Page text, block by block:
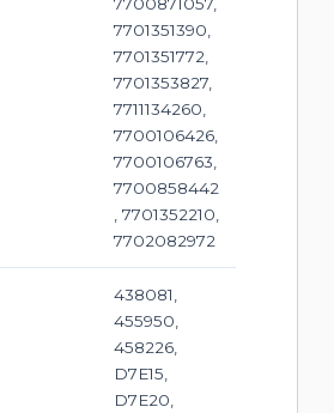
7701351390,
7701351772,
7701353827,
7711134260,
7700106426,
7700106763,
7700858442
, 7701352210,
7702082972
438081,
455950,
458226,
D7E15,
D7E20,